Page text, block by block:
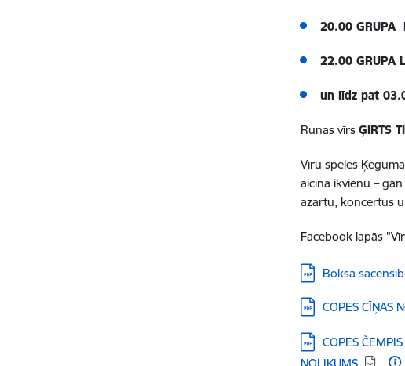
20.00 GRUPA
22.00 GRUPA
un līdz pat
Runas vīrsĢIRTS
Vīru spēles
aicina ikvienu–gan
azartu, koncertus
Facebook lapās
Lejupielādēt:
Boksa
Lejupielādēt:
COPES CĪŅAS
Lejupielādēt:
COPES